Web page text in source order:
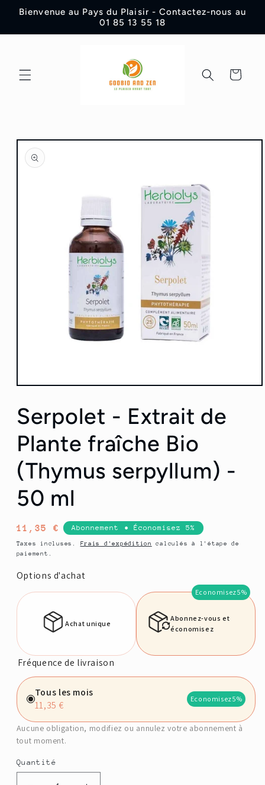
passer
contenu
Bienvenue au Pays du Plaisir - Contactez-nous au
01 85 13 55 18
Panier
Passer aux
informations
produits
Ouvrir
média
1
dans
une
fenêtre
modale
Serpolet - Extrait de
Plante fraîche Bio
(Thymus serpyllum) -
50 ml
Prix
habituel
11,35 € Abonnement • Économisez 5%
Taxes incluses. Frais d'expédition
calculés à l'étape de
paiement.
Options d'achat
Achat unique
Abonnez-vous et
économisez
Economisez5%
Fréquence de livraison
Tous les mois
11,35 €
Economisez5%
Aucune obligation, modifiez ou annulez votre abonnement à
tout moment.
Quantité
Quantité